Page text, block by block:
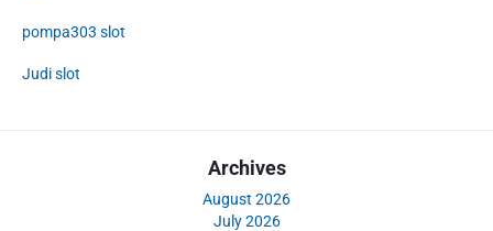
pompa303 slot
Judi slot
Archives
August 2026
July 2026